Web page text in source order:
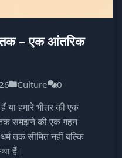
तक – एक आंतरिक
Culture 0
या हमारे भीतर की एक
समझने की एक गहन
तक सीमित नहीं बल्कि
हैं।